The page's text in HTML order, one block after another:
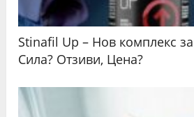
Stinafil Up – Нов комплекс
Сила? Отзиви, Цена?